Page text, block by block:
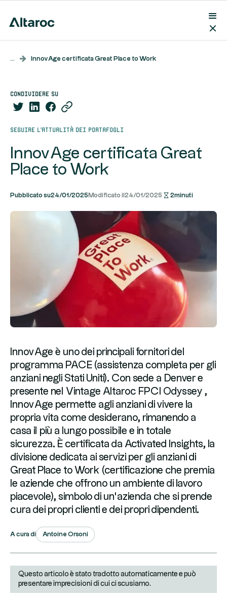
... InnovAge certificata Great Place to Work
condividere su
Seguire l'attualità dei portafogli
InnovAge certificata Great
Place to Work
Pubblicato su24/01/2025 Modificato il 24/01/2025 2minuti
InnovAge è uno dei principali fornitori del
programma PACE (assistenza completa per gli
anziani negli Stati Uniti). Con sede a Denver e
presente nel Vintage Altaroc FPCI Odyssey ,
InnovAge permette agli anziani di vivere la
propria vita come desiderano, rimanendo a
casa il più a lungo possibile e in totale
sicurezza. È certificata da Activated Insights, la
divisione dedicata ai servizi per gli anziani di
Great Place to Work (certificazione che premia
le aziende che offrono un ambiente di lavoro
piacevole), simbolo di un’azienda che si prende
cura dei propri clienti e dei propri dipendenti.
A cura di Antoine Orsoni
Questo articolo è stato tradotto automaticamente e può
presentare imprecisioni di cui ci scusiamo.